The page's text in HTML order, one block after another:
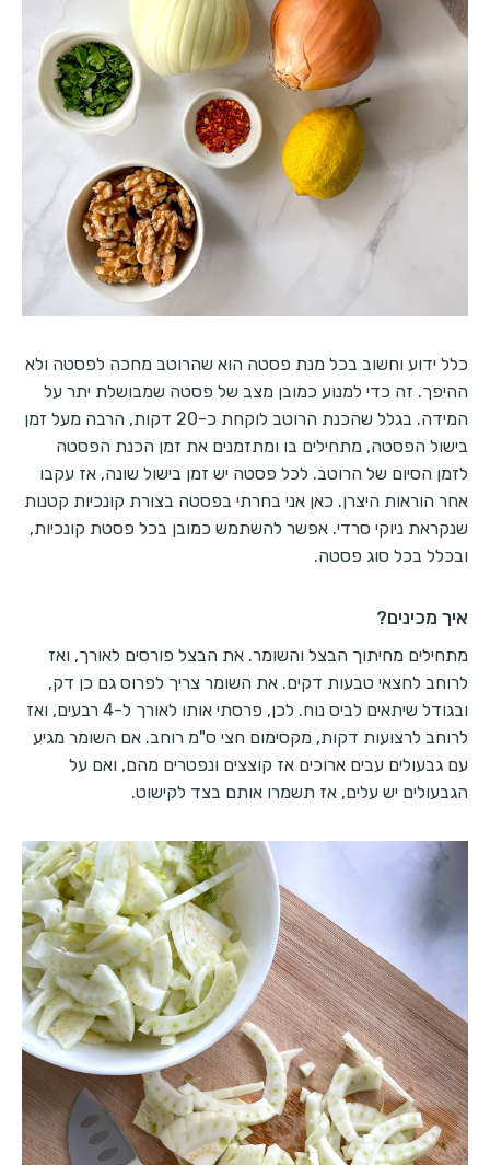
כלל ידוע וחשוב בכל מנת פסטה הוא שהרוטב מחכה לפסטה ולא
ההיפך. זה כדי למנוע כמובן מצב של פסטה שמבושלת יתר על
המידה. בגלל שהכנת הרוטב לוקחת כ-20 דקות, הרבה מעל זמן
בישול הפסטה, מתחילים בו ומתזמנים את זמן הכנת הפסטה
לזמן הסיום של הרוטב. לכל פסטה יש זמן בישול שונה, אז עקבו
אחר הוראות היצרן. כאן אני בחרתי בפסטה בצורת קונכיות קטנות
שנקראת ניוקי סרדי. אפשר להשתמש כמובן בכל פסטת קונכיות,
ובכלל בכל סוג פסטה.
איך מכינים?
מתחילים מחיתוך הבצל והשומר. את הבצל פורסים לאורך, ואז
לרוחב לחצאי טבעות דקים. את השומר צריך לפרוס גם כן דק,
ובגודל שיתאים לביס נוח. לכן, פרסתי אותו לאורך ל-4 רבעים, ואז
לרוחב לרצועות דקות, מקסימום חצי ס"מ רוחב. אם השומר מגיע
עם גבעולים עבים ארוכים אז קוצצים ונפטרים מהם, ואם על
הגבעולים יש עלים, אז תשמרו אותם בצד לקישוט.